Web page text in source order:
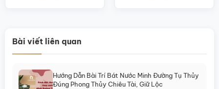
Bài viết liên quan
Hướng Dẫn Bài Trí Bát Nước Minh Đường Tụ Thủy
Đúng Phong Thủy Chiêu Tài, Giữ Lộc